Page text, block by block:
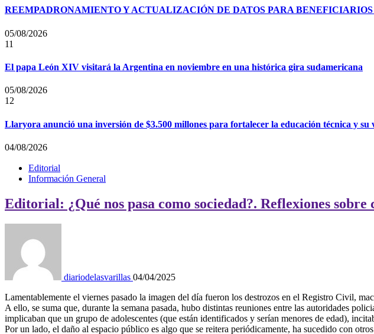
REEMPADRONAMIENTO Y ACTUALIZACIÓN DE DATOS PARA
05/08/2026
11
El papa León XIV visitará la Argentina en noviembre en una histórica gira sudamericana
05/08/2026
12
Llaryora anunció una inversión de $3.500 millones para fortalecer la educación técnica y
04/08/2026
Editorial
Información General
Editorial: ¿Qué nos pasa como sociedad?. Reflexiones sobre
diariodelasvarillas 04/04/2025
Lamentablemente el viernes pasado la imagen del día fueron los destrozos en el Registro Civil,
A ello, se suma que, durante la semana pasada, hubo distintas reuniones entre las autoridades
implicaban que un grupo de adolescentes (que están identificados y serían menores de edad),
Por un lado, el daño al espacio público es algo que se reitera periódicamente, ha sucedido con